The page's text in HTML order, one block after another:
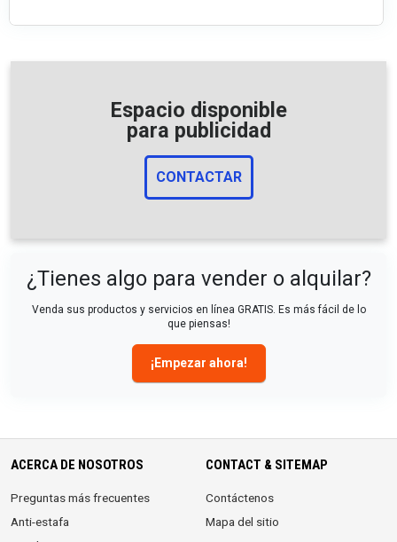
Espacio disponible
para publicidad
CONTACTAR
¿Tienes algo para vender o alquilar?
Venda sus productos y servicios en línea GRATIS. Es más fácil de lo
que piensas!
¡Empezar ahora!
ACERCA DE NOSOTROS
Preguntas más frecuentes
Anti-estafa
CONTACT & SITEMAP
Contáctenos
Mapa del sitio